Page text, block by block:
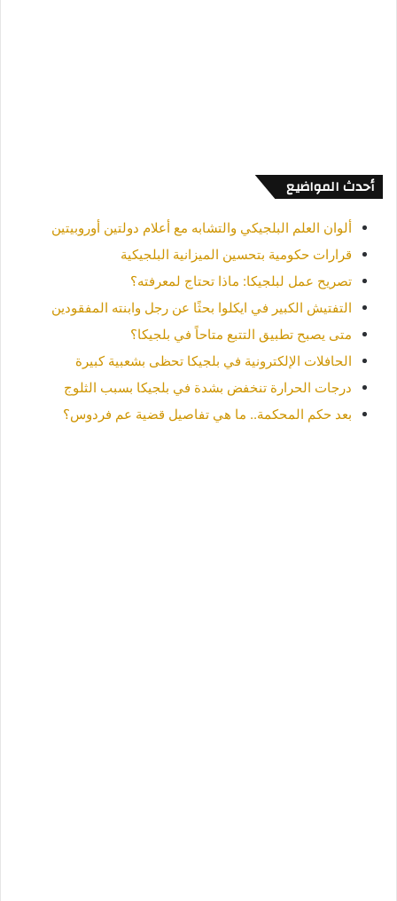
أحدث المواضيع
ألوان العلم البلجيكي والتشابه مع أعلام دولتين أوروبيتين
قرارات حكومية بتحسين الميزانية البلجيكية
تصريح عمل لبلجيكا: ماذا تحتاج لمعرفته؟
التفتيش الكبير في ايكلوا بحثًا عن رجل وابنته المفقودين
متى يصبح تطبيق التتبع متاحاً في بلجيكا؟
الحافلات الإلكترونية في بلجيكا تحظى بشعبية كبيرة
درجات الحرارة تنخفض بشدة في بلجيكا بسبب الثلوج
بعد حكم المحكمة.. ما هي تفاصيل قضية عم فردوس؟